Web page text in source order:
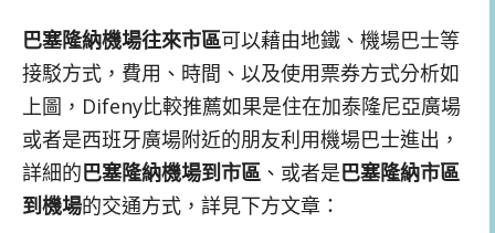
巴塞隆納機場往來市區可以藉由地鐵、機場巴士等
接駁方式，費用、時間、以及使用票券方式分析如
上圖，Difeny比較推薦如果是住在加泰隆尼亞廣場
或者是西班牙廣場附近的朋友利用機場巴士進出，
詳細的巴塞隆納機場到市區 、或者是巴塞隆納市區
到機場的交通方式，詳見下方文章：